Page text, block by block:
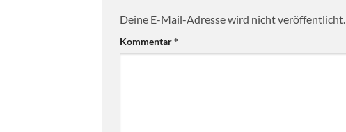
Deine E-Mail-Adresse wird nicht veröffentlicht.
Kommentar*